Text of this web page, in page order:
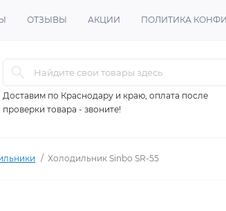
ОТЗЫВЫ АКЦИИ ПОЛИТИКА
Доставим по Краснодару и краю, оплата после
проверки товара - звоните!
Холодильник Sinbo SR-55